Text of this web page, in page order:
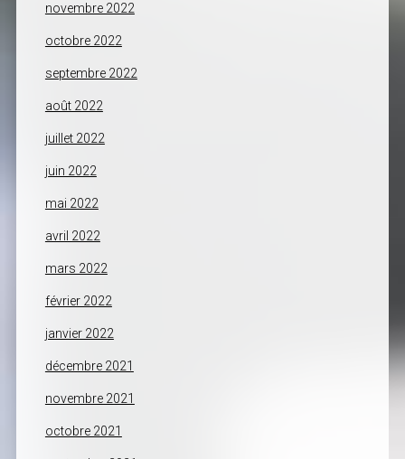
novembre 2022
octobre 2022
septembre 2022
août 2022
juillet 2022
juin 2022
mai 2022
avril 2022
mars 2022
février 2022
janvier 2022
décembre 2021
novembre 2021
octobre 2021